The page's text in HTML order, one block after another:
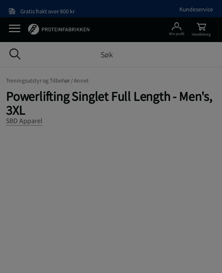
Gratis frakt over 800 kr Kundeservice
Min profil Handlekorg
Treningsutstyr og Tilbehør /Annet
Powerlifting Singlet Full Length - Men's,
3XL
SBD Apparel